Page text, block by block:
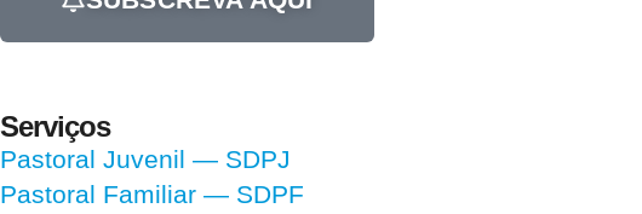
Serviços
Pastoral Juvenil — SDPJ
Pastoral Familiar — SDPF